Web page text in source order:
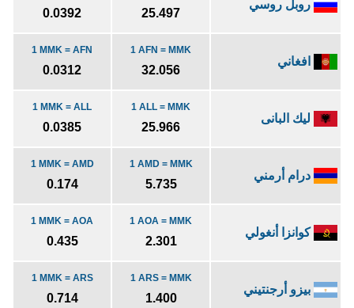
روبل روسي
25.497
0.0392
افغاني
1 AFN = MMK
32.056
1 MMK = AFN
0.0312
ليك البانى
1 ALL = MMK
25.966
1 MMK = ALL
0.0385
درام أرمني
1 AMD = MMK
5.735
1 MMK = AMD
0.174
كوانزا أنغولي
1 AOA = MMK
2.301
1 MMK = AOA
0.435
بيزو أرجنتيني
1 ARS = MMK
1.400
1 MMK = ARS
0.714